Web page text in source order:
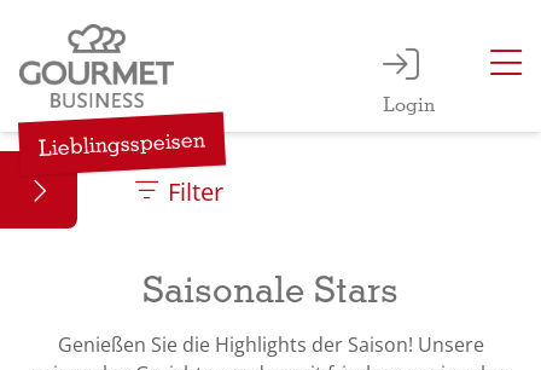
Lieblingsspeisen
Login
0 Slide
Filter
Saisonale Stars
Genießen Sie die Highlights der Saison! Unsere